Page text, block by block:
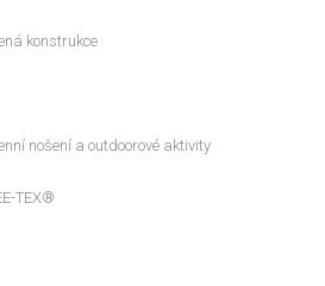
konstrukce
nošení a outdoorové aktivity
TEX®